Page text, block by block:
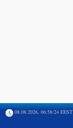
08.08.2026, 06:58:24 EEST